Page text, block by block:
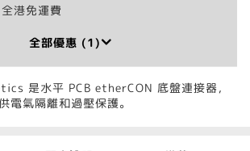
港免運費
全部優惠 (1)
是水平 PCB etherCON 底盤連接器，
電氣隔離和過壓保護。